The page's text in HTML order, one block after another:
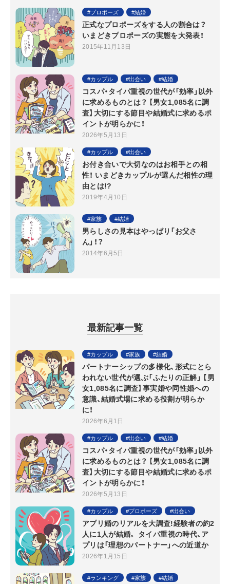
プロポーズ 結婚
正式なプロポーズをする人の割合は？
いまどきプロポーズの実態を大発表！
2015年11月13日
カップル 出会い 結婚
コスパ・タイパ重視の世代が「効率」以外
に求めるものとは？ 【男女1,085名に調
査】大切にする節目や結婚式に求めるポ
イントが明らかに！
2026年5月13日
カップル 出会い
お付き合いで大切なのはお相手との相
性！ いまどきカップルが選んだ相性の理
由とは!?
2019年4月10日
家族 結婚
男らしさの見本はやっぱり「お父さ
ん」！？
2014年6月5日
最新記事一覧
カップル 家族 結婚
パートナーシップの多様化、形式にとら
われない世代が選ぶ「ふたりの正解」 【男
女1,085名に調査】事実婚や同性婚への
意識、結婚式場に求める役割が明らか
に！
2026年6月1日
カップル 出会い 結婚
コスパ・タイパ重視の世代が「効率」以外
に求めるものとは？ 【男女1,085名に調
査】大切にする節目や結婚式に求めるポ
イントが明らかに！
2026年5月13日
カップル プロポーズ 出会い
アプリ婚のリアルを大調査!経験者の約2
人に1人が結婚。 タイパ重視の時代、ア
プリは「理想のパートナー」への近道か
2026年1月15日
ランキング 家族 結婚